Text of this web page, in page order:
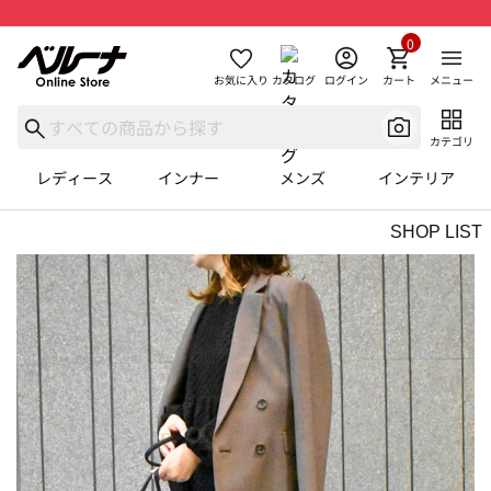
お気に入り カタログ ログイン カート
0
メニュー
カテゴリ
レディース インナー メンズ インテリア
SHOP LIST